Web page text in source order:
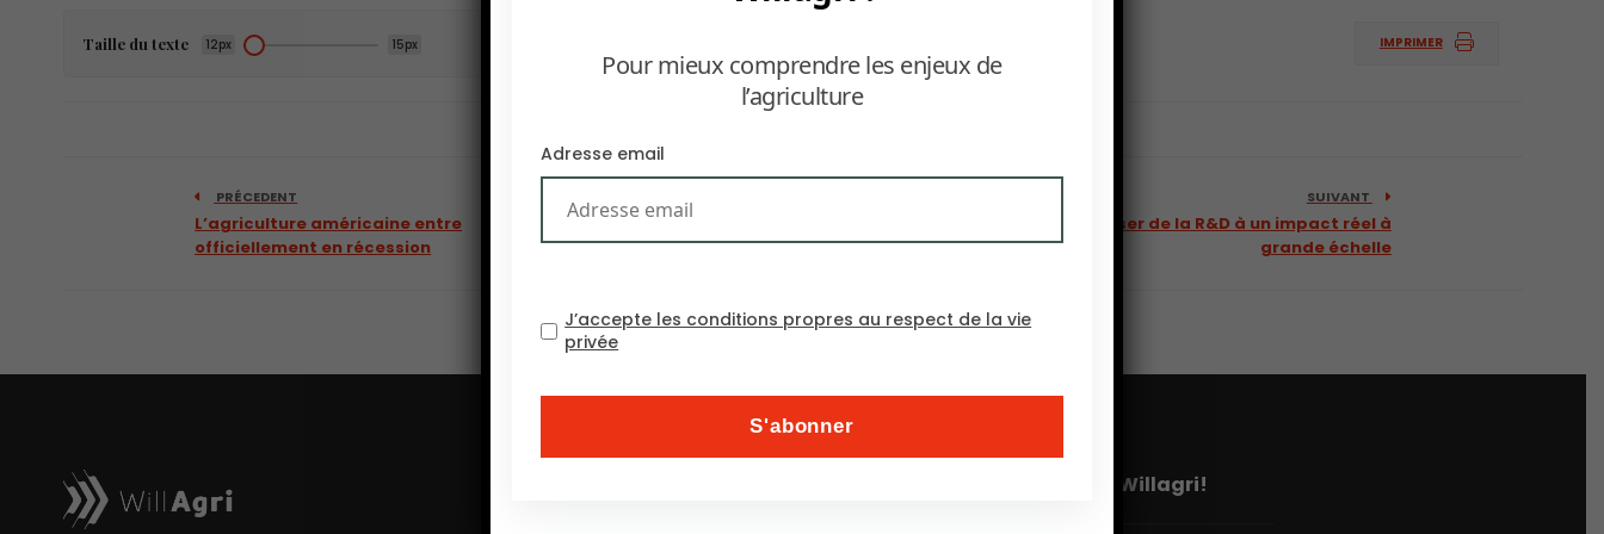
Taille du texte 12px 15px IMPRIMER
PRÉCEDENT
L’agriculture américaine entre
officiellement en récession
SUIVANT
Sommet Asie-Pacifique : passer de la R&D à un impact réel à
grande échelle
Abonnez-vous à la newsletter Willagri!
Pour mieux comprendre les enjeux de
l’agriculture
Adresse email
J’accepte les conditions propres au respect de la vie
privée